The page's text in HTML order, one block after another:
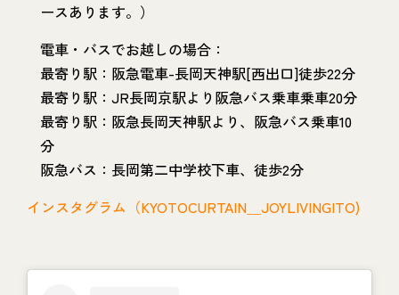
ースあります。）
電車・バスでお越しの場合：
最寄り駅：阪急電車-長岡天神駅[西出口]徒歩22分
最寄り駅：JR長岡京駅より阪急バス乗車乗車20分
最寄り駅：阪急長岡天神駅より、阪急バス乗車10
分
阪急バス：長岡第二中学校下車、徒歩2分
インスタグラム（KYOTOCURTAIN＿JOYLIVINGITO)